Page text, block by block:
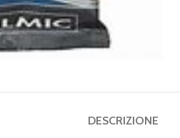
DESCRIZIONE